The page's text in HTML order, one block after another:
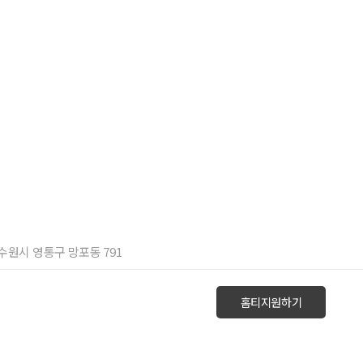
원시 영통구 망포동 791
홈티지원하기